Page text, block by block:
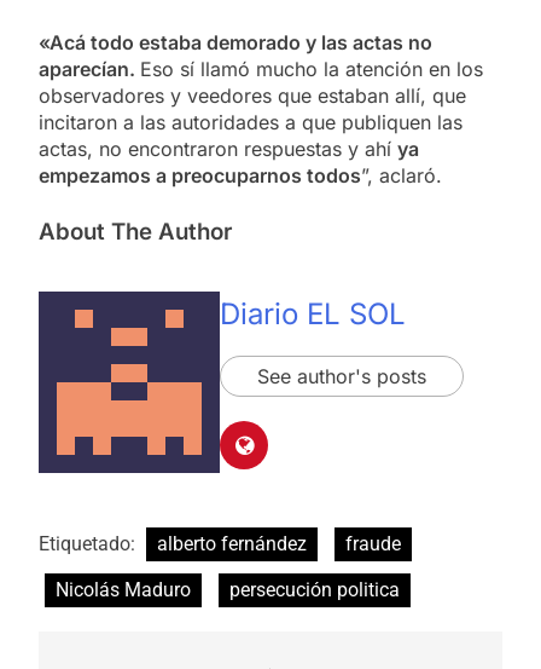
«Acá todo estaba demorado y las actas no
aparecían. Eso sí llamó mucho la atención en los
observadores y veedores que estaban allí, que
incitaron a las autoridades a que publiquen las
actas, no encontraron respuestas y ahí ya
empezamos a preocuparnos todos”, aclaró.
About The Author
Diario EL SOL
See author's posts
Etiquetado: alberto fernández
fraude
Nicolás Maduro
persecución politica